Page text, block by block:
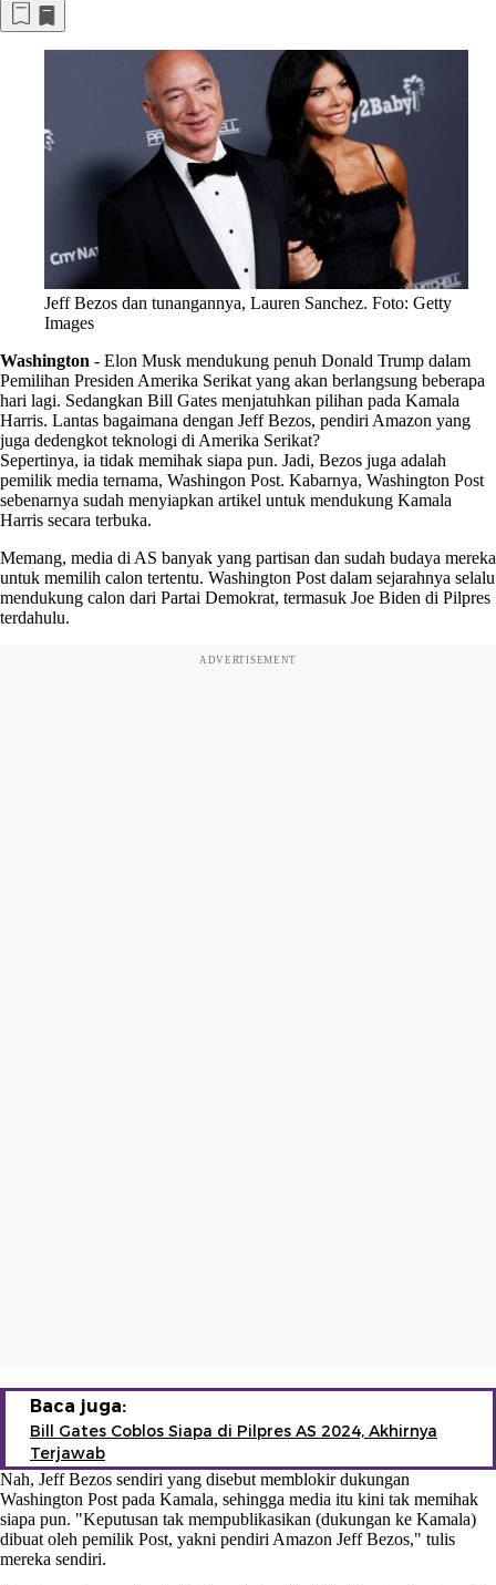
Jeff Bezos dan tunangannya, Lauren Sanchez. Foto: Getty
Images
Washington - Elon Musk mendukung penuh Donald Trump dalam
Pemilihan Presiden Amerika Serikat yang akan berlangsung beberapa
hari lagi. Sedangkan Bill Gates menjatuhkan pilihan pada Kamala
Harris. Lantas bagaimana dengan Jeff Bezos, pendiri Amazon yang
juga dedengkot teknologi di Amerika Serikat?
Sepertinya, ia tidak memihak siapa pun. Jadi, Bezos juga adalah
pemilik media ternama, Washingon Post. Kabarnya, Washington Post
sebenarnya sudah menyiapkan artikel untuk mendukung Kamala
Harris secara terbuka.
Memang, media di AS banyak yang partisan dan sudah budaya mereka
untuk memilih calon tertentu. Washington Post dalam sejarahnya selalu
mendukung calon dari Partai Demokrat, termasuk Joe Biden di Pilpres
terdahulu.
ADVERTISEMENT
Baca juga:
Bill Gates Coblos Siapa di Pilpres AS 2024, Akhirnya
Terjawab
Nah, Jeff Bezos sendiri yang disebut memblokir dukungan
Washington Post pada Kamala, sehingga media itu kini tak memihak
siapa pun. "Keputusan tak mempublikasikan (dukungan ke Kamala)
dibuat oleh pemilik Post, yakni pendiri Amazon Jeff Bezos," tulis
mereka sendiri.